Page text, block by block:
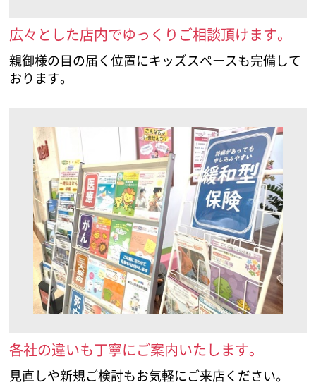
広々とした店内でゆっくりご相談頂けます。
親御様の目の届く位置にキッズスペースも完備して
おります。
各社の違いも丁寧にご案内いたします。
見直しや新規ご検討もお気軽にご来店ください。